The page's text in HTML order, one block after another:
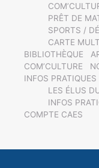
PRÊT DE
SPORTS /
CARTE
BIBLIOTHÈQUE
COM’CULTURE
INFOS PRATIQUES
LES ÉLUS
INFOS
COMPTE CAES